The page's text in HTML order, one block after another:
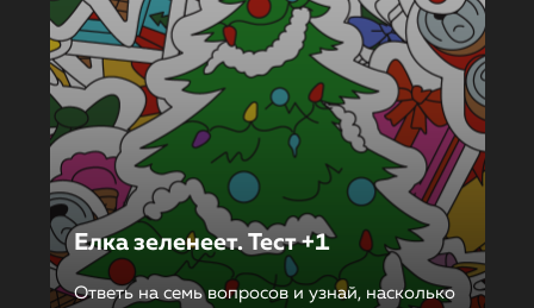
Елка зеленеет. Тест +1
Ответь на семь вопросов и узнай, насколько